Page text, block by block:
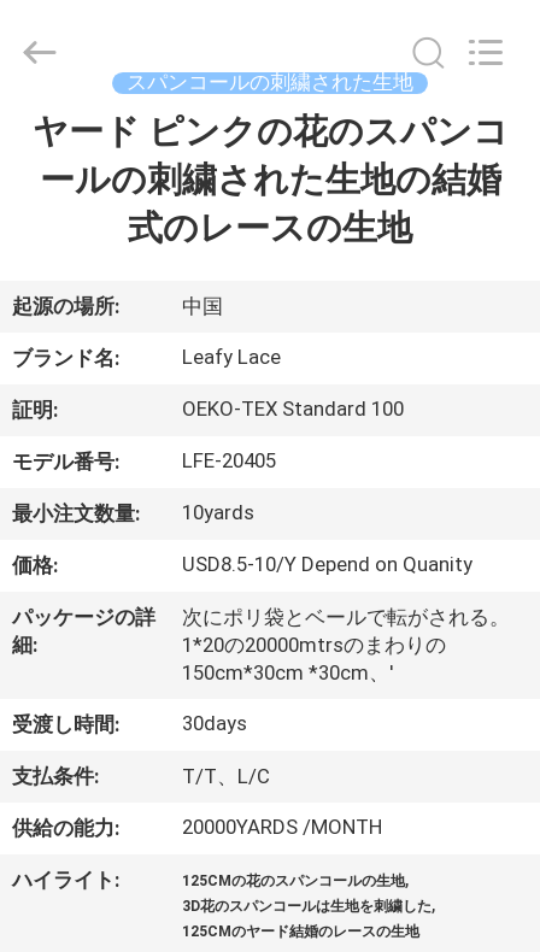
ホ
製
品
企
業
報
社
案
内
Copyright
Guangzhou
スパンコールの刺繍された生地
ヤード ピンクの花のスパンコ
ールの刺繍された生地の結婚
式のレースの生地
起源の場所: 中国
ブランド名: Leafy Lace
証明: OEKO-TEX Standard 100
モデル番号: LFE-20405
最小注文数量: 10yards
価格: USD8.5-10/Y Depend on Quanity
パッケージの詳
細:
次にポリ袋とベールで転がされる。
1*20の20000mtrsのまわりの
150cm*30cm *30cm、'
受渡し時間: 30days
支払条件: T/T、L/C
供給の能力: 20000YARDS /MONTH
ハイライト: 125CMの花のスパンコールの生地,
3D花のスパンコールは生地を刺繍した,
125CMのヤード結婚のレースの生地